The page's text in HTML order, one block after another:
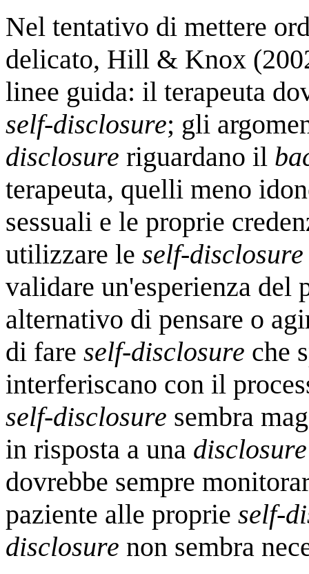
Nel tentativo di mettere
delicato, Hill & Knox
linee guida: il terapeuta
self-disclosure; gli
disclosure riguardano il
terapeuta, quelli meno
sessuali e le proprie
utilizzare le self-disclosure
validare un'esperienza del
alternativo di pensare o
di fare self-disclosure che
interferiscano con il
self-disclosure sembra
in risposta a una disclosure
dovrebbe sempre
paziente alle proprie self-
disclosure non sembra